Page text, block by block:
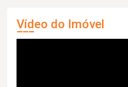
Vídeo do Imóvel